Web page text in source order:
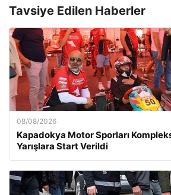
Tavsiye Edilen Haberler
08/08/2026
Kapadokya Motor Sporları
Yarışlara Start Verildi